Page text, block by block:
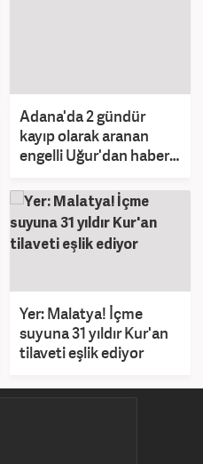
Adana'da 2 gündür
kayıp olarak aranan
engelli Uğur'dan haber
Yer: Malatya! İçme
suyuna 31 yıldır Kur'an
tilaveti eşlik ediyor